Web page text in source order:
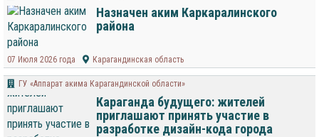
Назначен аким Каркаралинского
района
07 Июля 2026 года Карагандинская область
ГУ «Аппарат акима Карагандинской области»
Караганда будущего: жителей
приглашают принять участие в
разработке дизайн-кода города